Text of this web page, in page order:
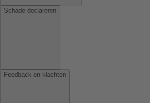
Schade declareren
Feedback en klachten